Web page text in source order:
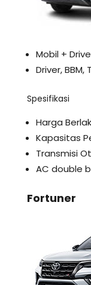
Mobil +
Driver, BBM,
Spesifikasi
Harga
Kapasitas
Transmisi
AC double
Fortuner